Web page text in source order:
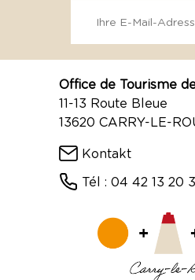
Office de Tourisme
11-13 Route Bleue
13620 CARRY-LE-
Kontakt
Tél : 04 42 13 20